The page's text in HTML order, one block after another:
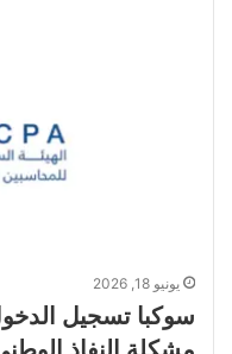
يونيو 18, 2026
سوكبا تسجيل